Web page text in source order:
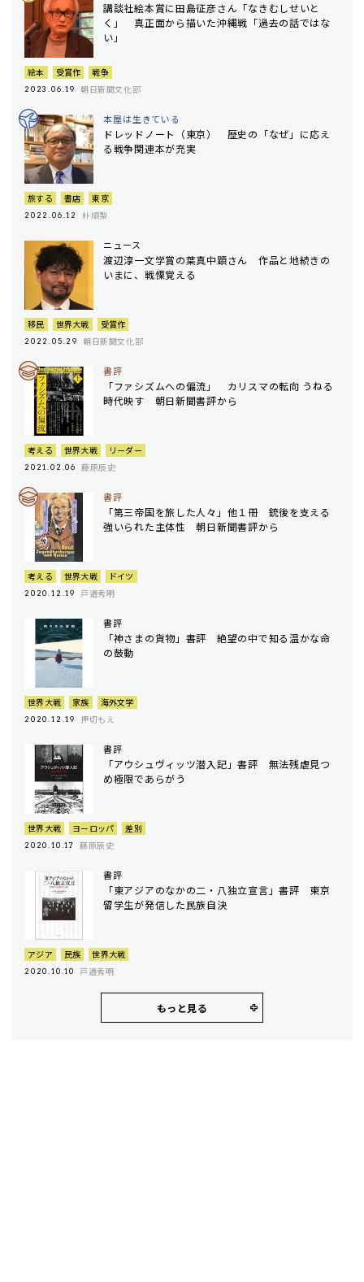
講談社絵本賞に田島征彦さん「なきむしせいと
く」 真正面から描いた沖縄戦「過去の話ではな
い」
絵本 受賞作 戦争
2023.06.19 朝日新聞文化部
本屋は生きている
ドレッドノート（東京） 歴史の「なぜ」に応え
る戦争関連本が充実
旅する 書店 東京
2022.06.12 朴順梨
ニュース
渡辺淳一文学賞の葉真中顕さん 作品と地続きの
いまに、戦慄覚える
移民 世界大戦 受賞作
2022.05.29 朝日新聞文化部
書評
「ファシズムへの偏流」 カリスマの転向 うねる
時代映す 朝日新聞書評から
考える 世界大戦 リーダー
2021.02.06 藤原辰史
書評
「第三帝国を旅した人々」他１冊 銃後を支える
強いられた主体性 朝日新聞書評から
考える 世界大戦 ドイツ
2020.12.19 戸邉秀明
書評
「神さまの貨物」書評 絶望の中で知る温かな命
の鼓動
世界大戦 家族 海外文学
2020.12.19 押切もえ
書評
「アウシュヴィッツ潜入記」書評 無法残虐見つ
め極限であらがう
世界大戦 ヨーロッパ 差別
2020.10.17 藤原辰史
書評
「東アジアのなかの二・八独立宣言」書評 東京
留学生が発信した民族自決
アジア 民族 世界大戦
2020.10.10 戸邉秀明
もっと見る